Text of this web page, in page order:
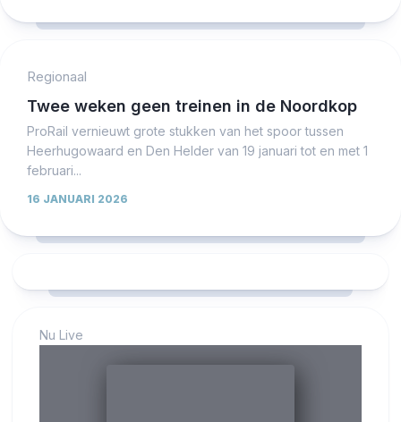
Regionaal
Twee weken geen treinen in de Noordkop
ProRail vernieuwt grote stukken van het spoor tussen
Heerhugowaard en Den Helder van 19 januari tot en met 1
februari...
16 JANUARI 2026
Nu Live